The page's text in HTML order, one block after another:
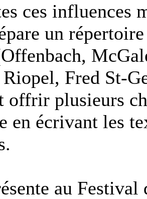
ces influences
un
Fred St-
offrir plusieurs
en écrivant les
au Festival